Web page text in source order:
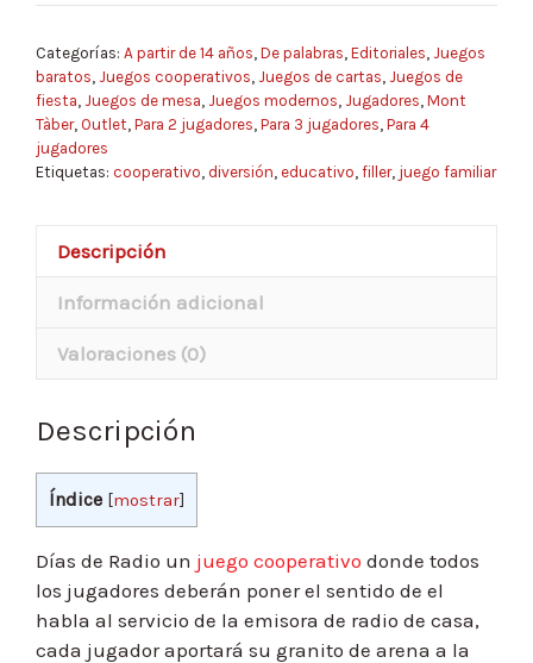
Categorías: A partir de 14 años, De palabras, Editoriales, Juegos
baratos, Juegos cooperativos, Juegos de cartas, Juegos de
fiesta, Juegos de mesa, Juegos modernos, Jugadores, Mont
Tàber, Outlet, Para 2 jugadores, Para 3 jugadores, Para 4
jugadores
Etiquetas: cooperativo, diversión, educativo, filler, juego familiar
Descripción
Información adicional
Valoraciones (0)
Descripción
Índice [mostrar]
Días de Radio un juego cooperativo donde todos
los jugadores deberán poner el sentido de el
habla al servicio de la emisora de radio de casa,
cada jugador aportará su granito de arena a la